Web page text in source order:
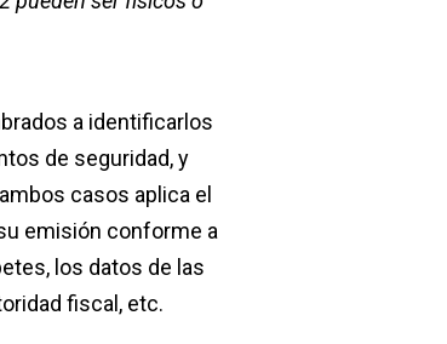
a identificarlos
de seguridad, y
casos aplica el
emisión conforme a
los datos de las
fiscal, etc.